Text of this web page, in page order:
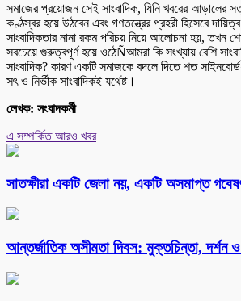
সমাজের প্রয়োজন সেই সাংবাদিক, যিনি খবরের আড়ালের
কণ্ঠস্বর হয়ে উঠবেন এবং গণতন্ত্রের প্রহরী হিসেবে
সাংবাদিকতার নানা রকম পরিচয় নিয়ে আলোচনা হয়, তখন
সবচেয়ে গুরুত্বপূর্ণ হয়ে ওঠেÑআমরা কি সংখ্যায় বেশি
সাংবাদিক? কারণ একটি সমাজকে বদলে দিতে শত
সৎ ও নির্ভীক সাংবাদিকই যথেষ্ট।
লেখক: সংবাদকর্মী
এ সম্পর্কিত আরও খবর
সাতক্ষীরা একটি জেলা নয়, একটি অসমাপ্ত
আন্তর্জাতিক অসীমতা দিবস: মুক্তচিন্তা, দর্শন ও